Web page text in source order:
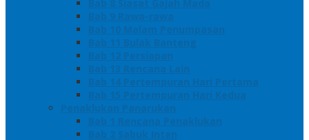
Bab 8 Siasat Gajah Mada
Bab 9 Rawa-rawa
Bab 10 Malam Penumpasan
Bab 11 Bulak Banteng
Bab 12 Persiapan
Bab 13 Rencana Lain
Bab 14 Pertempuran Hari Pertama
Bab 15 Pertempuran Hari Kedua
Penaklukan Panarukan
Bab 1 Rencana Penaklukan
Bab 2 Sabuk Inten